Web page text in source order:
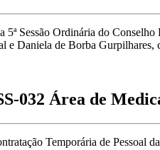
Sessão Ordinária do
Daniela de Borba
032 Área de
Temporária de Pessoal